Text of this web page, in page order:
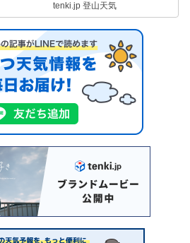
tenki.jp 登山天気